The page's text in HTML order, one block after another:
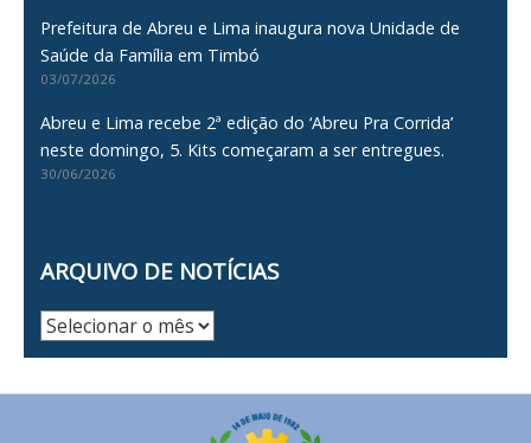
Prefeitura de Abreu e Lima inaugura nova Unidade de
Saúde da Família em Timbó
03/07/2026
Abreu e Lima recebe 2ª edição do ‘Abreu Pra Corrida’
neste domingo, 5. Kits começaram a ser entregues.
30/06/2026
ARQUIVO DE NOTÍCIAS
Arquivo